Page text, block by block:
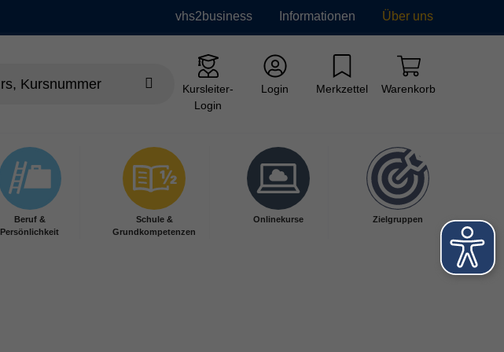
vhs2business Informationen Über uns
Kursleiter-
Login
Login Merkzettel Warenkorb
Beruf &
Persönlichkeit
Schule &
Grundkompetenzen
Onlinekurse Zielgruppen